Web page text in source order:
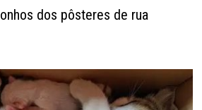
dos pôsteres de rua